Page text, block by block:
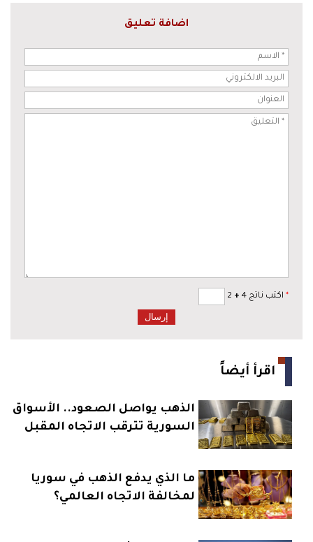
اضافة تعليق
* اكتب ناتج 4 +
اقرأ أيضاً
الذهب يواصل الصعود.. الأسواق
السورية تترقب الاتجاه المقبل
ما الذي يدفع الذهب في سوريا
لمخالفة الاتجاه العالمي؟